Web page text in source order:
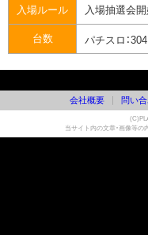
入場ルール 入場抽選会
台数 パチスロ：
会社概要 問い
当サイト内の文章・画像等